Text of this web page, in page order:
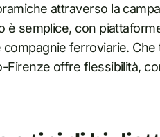
attraverso la
è semplice, con
ferroviarie.
Firenze offre flessibilità,